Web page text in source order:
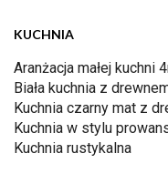
KUCHNIA
Aranżacja małej kuchni
Biała kuchnia z
Kuchnia czarny mat z
Kuchnia w stylu
Kuchnia rustykalna